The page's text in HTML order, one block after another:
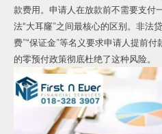
款费用。申请人在放款前不需要支
法“大耳窿”之间最核心的区别。非法
费”“保证金”等名义要求申请人提前
的零预付政策彻底杜绝了这种风险。